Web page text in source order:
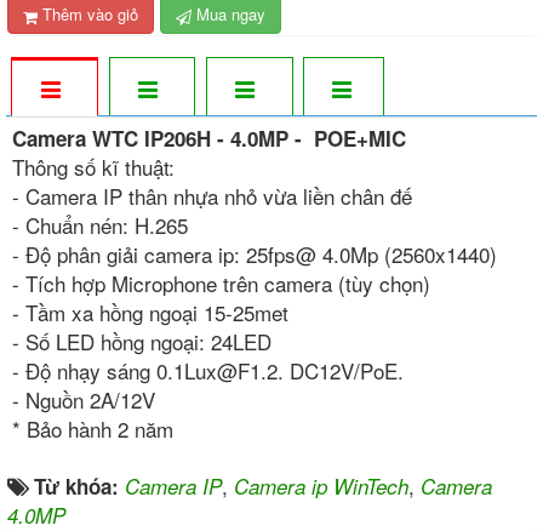
Thêm vào giỏ Mua ngay
Camera WTC IP206H - 4.0MP - POE+MIC
Thông số kĩ thuật:
- Camera IP thân nhựa nhỏ vừa liền chân đế
- Chuẩn nén: H.265
- Độ phân giải camera ip: 25fps@ 4.0Mp (2560x1440)
- Tích hợp Microphone trên camera (tùy chọn)
- Tầm xa hồng ngoại 15-25met
- Số LED hồng ngoại: 24LED
- Độ nhạy sáng 0.1Lux@F1.2. DC12V/PoE.
- Nguồn 2A/12V
* Bảo hành 2 năm
Từ khóa: Camera IP, Camera ip WinTech, Camera
4.0MP